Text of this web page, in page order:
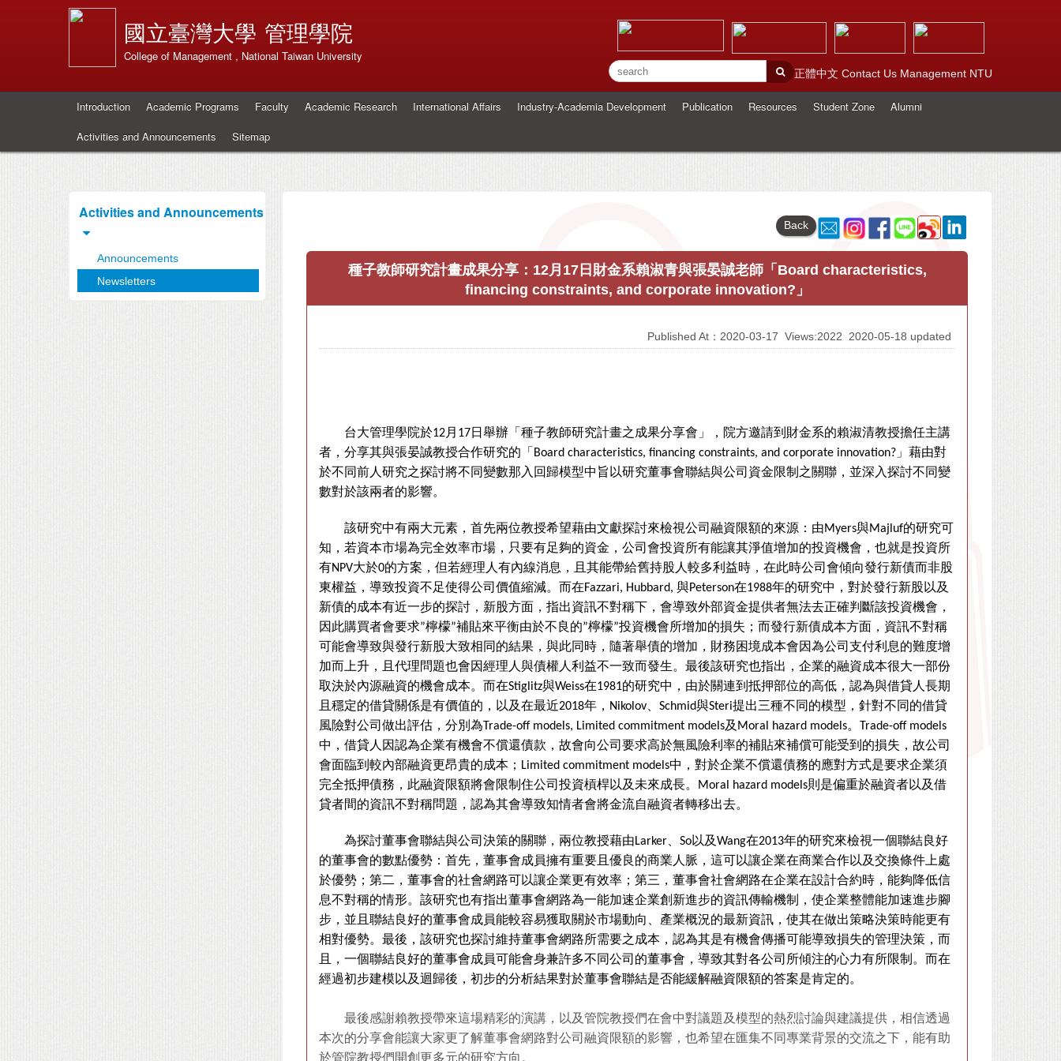
國立臺灣大學 管理學院
College of Management , National Taiwan University
正體中文 Contact Us Management NTU
Introduction Academic Programs Faculty Academic Research International Affairs Industry-Academia Development Publication Resources Student Zone
Alumni
Activities and Announcements
Sitemap
Activities and Announcements
Announcements
Newsletters
Back
種子教師研究計畫成果分享：12月17日財金系賴淑青與張晏誠老師「Board characteristics,
financing constraints, and corporate innovation?」
Published At：2020-03-17 Views:2022 2020-05-18 updated
台大管理學院於12月 17日舉辦「種子教師研究計畫之成果分享會」，院方邀請到財金系的賴淑清教授擔任主講
者，分享其與張晏誠教授合作研究的「 Board characteristics, financing constraints, and corporate innovation? 」藉由對
於不同前人研究之探討將不同變數那入回歸模型中旨以研究董事會聯結與公司資金限制之關聯，並深入探討不同變
數對於該兩者的影響。
該研究中有兩大元素，首先兩位教授希望藉由文獻探討來檢視公司融資限額的來源：由Myers與Majluf的研究可
知，若資本市場為完全效率市場，只要有足夠的資金，公司會投資所有能讓其淨值增加的投資機會，也就是投資所
有NPV大於0的方案，但若經理人有內線消息，且其能帶給舊持股人較多利益時，在此時公司會傾向發行新債而非股
東權益，導致投資不足使得公司價值縮減。而在Fazzari, Hubbard, 與Peterson在1988年的研究中，對於發行新股以及
新債的成本有近一步的探討，新股方面，指出資訊不對稱下，會導致外部資金提供者無法去正確判斷該投資機會，
因此購買者會要求”檸檬”補貼來平衡由於不良的”檸檬”投資機會所增加的損失；而發行新債成本方面，資訊不對稱
可能會導致與發行新股大致相同的結果，與此同時，隨著舉債的增加，財務困境成本會因為公司支付利息的難度增
加而上升，且代理問題也會因經理人與債權人利益不一致而發生。最後該研究也指出，企業的融資成本很大一部份
取決於內源融資的機會成本。而在Stiglitz與Weiss在1981的研究中，由於關連到抵押部位的高低，認為與借貸人長期
且穩定的借貸關係是有價值的，以及在最近2018年， Nikolov、 Schmid與Steri提出三種不同的模型，針對不同的借貸
風險對公司做出評估，分別為Trade-off models, Limited commitment models及 Moral hazard models。 Trade-off models
中，借貸人因認為企業有機會不償還債款，故會向公司要求高於無風險利率的補貼來補償可能受到的損失，故公司
會面臨到較內部融資更昂貴的成本； Limited commitment models中，對於企業不償還債務的應對方式是要求企業須
完全抵押債務，此融資限額將會限制住公司投資槓桿以及未來成長。
Moral hazard models則是偏重於融資者以及借
貸者間的資訊不對稱問題，認為其會導致知情者會將金流自融資者轉移出去。
為探討董事會聯結與公司決策的關聯，兩位教授藉由Larker、 So以及Wang在2013年的研究來檢視一個聯結良好
的董事會的數點優勢：首先，董事會成員擁有重要且優良的商業人脈，這可以讓企業在商業合作以及交換條件上處
於優勢；第二，董事會的社會網路可以讓企業更有效率；第三，董事會社會網路在企業在設計合約時，能夠降低信
息不對稱的情形。該研究也有指出董事會網路為一能加速企業創新進步的資訊傳輸機制，使企業整體能加速進步腳
步，並且聯結良好的董事會成員能較容易獲取關於市場動向、產業概況的最新資訊，使其在做出策略決策時能更有
相對優勢。最後，該研究也探討維持董事會網路所需要之成本，認為其是有機會傳播可能導致損失的管理決策，而
且，一個聯結良好的董事會成員可能會身兼許多不同公司的董事會，導致其對各公司所傾注的心力有所限制。而在
經過初步建模以及迴歸後，初步的分析結果對於董事會聯結是否能緩解融資限額的答案是肯定的。
最後感謝賴教授帶來這場精彩的演講，以及管院教授們在會中對議題及模型的熱烈討論與建議提供，相信透過
本次的分享會能讓大家更了解董事會網路對公司融資限額的影響，也希望在匯集不同專業背景的交流之下，能有助
於管院教授們開創更多元的研究方向。